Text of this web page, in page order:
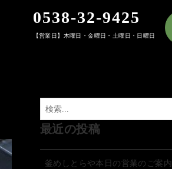
0538-32-9425
【営業日】木曜日・金曜日・土曜日・日曜日
最近の投稿
釜めしとらや本日の営業のご案内